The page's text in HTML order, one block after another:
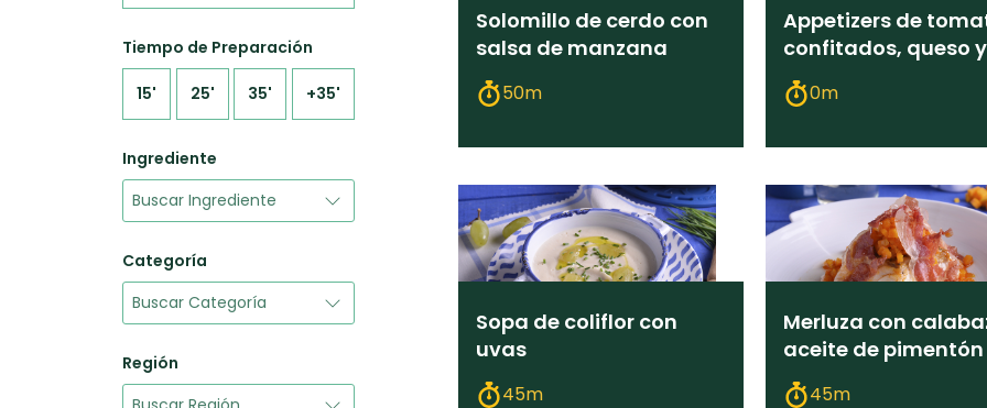
Tiempo de Preparación
15' 25' 35' +35'
Ingrediente
Categoría
Región
Solomillo de cerdo con
salsa de manzana
50m
Appetizers de
confitados, queso y
rúcula
0m
Sopa de coliflor con
uvas
45m
Merluza con
aceite de pimentón
45m